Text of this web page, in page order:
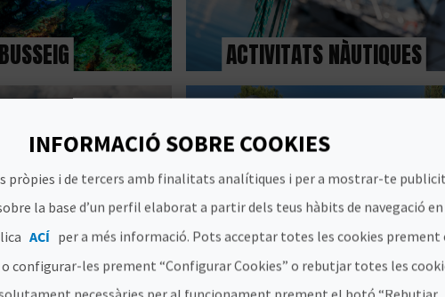
BUSSEIG ACTIVITATS NÀUTIQUES
TURISME EQÜESTRE
INFORMACIÓ SOBRE COOKIES
pròpies i de tercers amb finalitats analítiques i per a mostrar-te
la base d’un perfil elaborat a partir dels teus hàbits de navegació
ACÍ per a més informació. Pots acceptar totes les cookies prement
configurar-les prement “Configurar Cookies” o rebutjar totes les